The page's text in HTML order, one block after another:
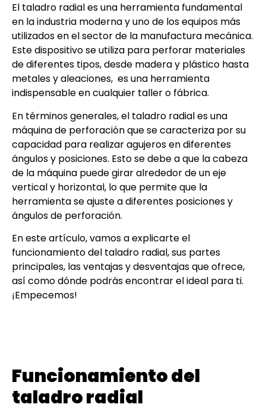
El taladro radial es una herramienta fundamental
en la industria moderna y uno de los equipos más
utilizados en el sector de la manufactura mecánica.
Este dispositivo se utiliza para perforar materiales
de diferentes tipos, desde madera y plástico hasta
metales y aleaciones, es una herramienta
indispensable en cualquier taller o fábrica.
En términos generales, el taladro radial es una
máquina de perforación que se caracteriza por su
capacidad para realizar agujeros en diferentes
ángulos y posiciones. Esto se debe a que la cabeza
de la máquina puede girar alrededor de un eje
vertical y horizontal, lo que permite que la
herramienta se ajuste a diferentes posiciones y
ángulos de perforación.
En este artículo, vamos a explicarte el
funcionamiento del taladro radial, sus partes
principales, las ventajas y desventajas que ofrece,
así como dónde podrás encontrar el ideal para ti.
¡Empecemos!
Funcionamiento del
taladro radial